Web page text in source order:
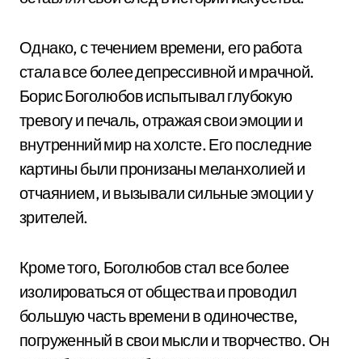
Однако, с течением времени, его работа
стала все более депрессивной и мрачной.
Борис Боголюбов испытывал глубокую
тревогу и печаль, отражая свои эмоции и
внутренний мир на холсте. Его последние
картины были пронизаны меланхолией и
отчаянием, и вызывали сильные эмоции у
зрителей.
Кроме того, Боголюбов стал все более
изолироваться от общества и проводил
большую часть времени в одиночестве,
погруженный в свои мысли и творчество. Он